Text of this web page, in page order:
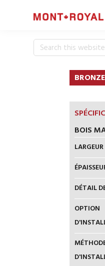
navigationSearch
this
BOIS
LARGEUR
DÉTAIL
OPTION